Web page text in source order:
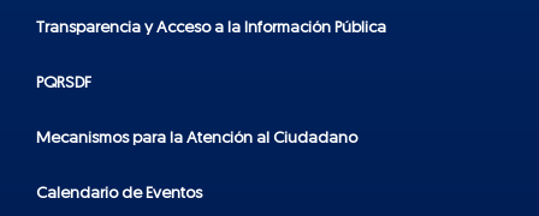
Transparencia y Acceso a la Información Pública
PQRSDF
Mecanismos para la Atención al Ciudadano
Calendario de Eventos